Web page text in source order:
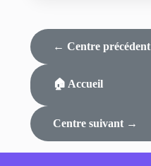
← Centre précédent
🏠 Accueil
Centre suivant →